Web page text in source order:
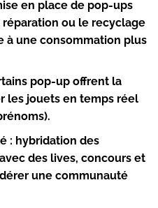
en place de pop-ups
ou le recyclage
à une consommation plus
pop-up offrent la
les jouets en temps réel
: hybridation des
des lives, concours et
une communauté